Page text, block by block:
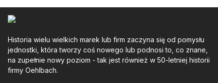
Historia wielu wielkich marek lub firm zaczyna się od pomysłu
jednostki, która tworzy coś nowego lub podnosi to, co znane,
na zupełnie nowy poziom - tak jest również w 50-letniej historii
firmy Oehlbach.